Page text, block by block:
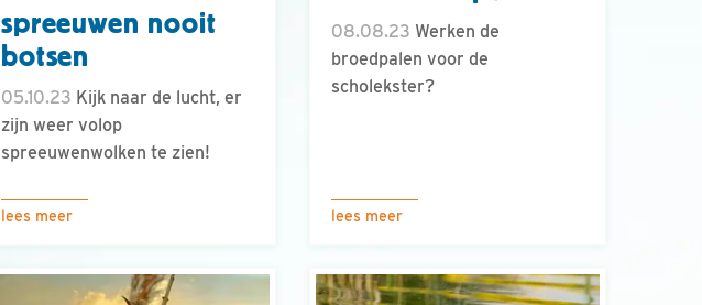
spreeuwen nooit
botsen
05.10.23 Kijk naar de lucht, er
zijn weer volop
spreeuwenwolken te zien!
lees meer
08.08.23 Werken de
broedpalen voor de
scholekster?
lees meer